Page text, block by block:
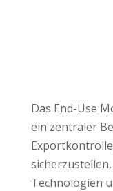
Das End-Use
ein zentraler
Technologien